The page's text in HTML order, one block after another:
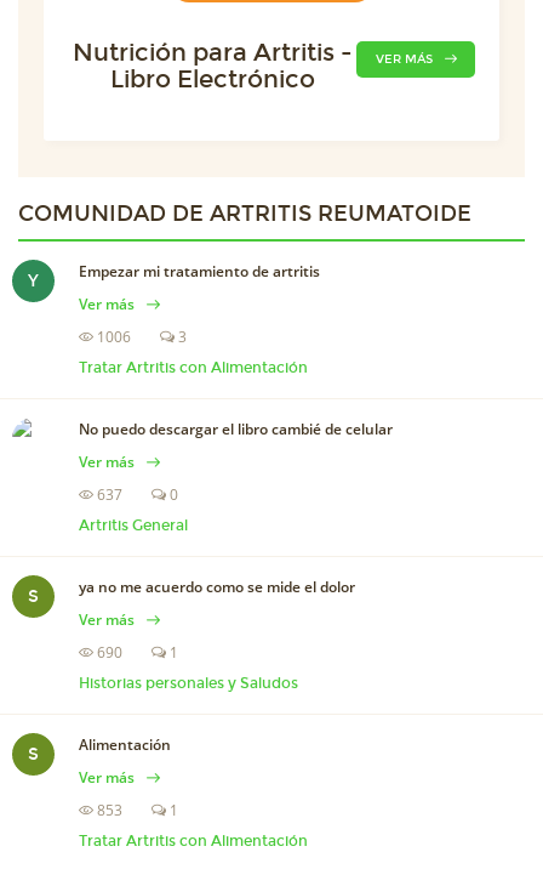
Nutrición para Artritis -
Libro Electrónico
VER MÁS
COMUNIDAD DE ARTRITIS REUMATOIDE
Y
Empezar mi tratamiento de artritis
Ver más
1006
3
Tratar Artritis con Alimentación
No puedo descargar el libro cambié de celular
Ver más
637
0
Artritis General
S
ya no me acuerdo como se mide el dolor
Ver más
690
1
Historias personales y Saludos
S
Alimentación
Ver más
853
1
Tratar Artritis con Alimentación